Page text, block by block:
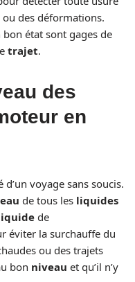
des déformations.
bon état sont gages de
trajet.
des
en
voyage sans soucis.
de tous les liquides
de
éviter la surchauffe du
ou des trajets
bon niveau et qu’il n’y